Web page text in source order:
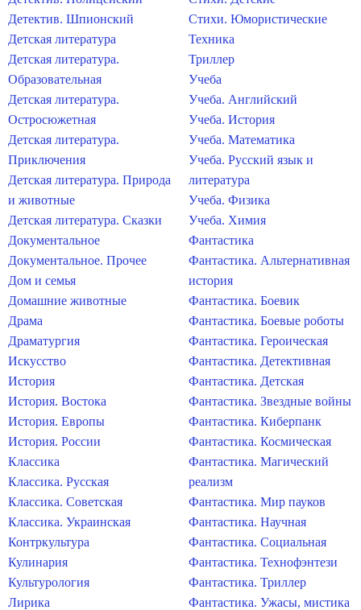
Детектив. Шпионский
Детская литература
Детская литература.
Образовательная
Детская литература.
Остросюжетная
Детская литература.
Приключения
Детская литература. Природа
и животные
Детская литература. Сказки
Документальное
Документальное. Прочее
Дом и семья
Домашние животные
Драма
Драматургия
Искусство
История
История. Востока
История. Европы
История. России
Классика
Классика. Русская
Классика. Советская
Классика. Украинская
Контркультура
Кулинария
Культурология
Лирика
Стихи. Юмористические
Техника
Триллер
Учеба
Учеба. Английский
Учеба. История
Учеба. Математика
Учеба. Русский язык и
литература
Учеба. Физика
Учеба. Химия
Фантастика
Фантастика. Альтернативная
история
Фантастика. Боевик
Фантастика. Боевые роботы
Фантастика. Героическая
Фантастика. Детективная
Фантастика. Детская
Фантастика. Звездные войны
Фантастика. Киберпанк
Фантастика. Космическая
Фантастика. Магический
реализм
Фантастика. Мир пауков
Фантастика. Научная
Фантастика. Социальная
Фантастика. Технофэнтези
Фантастика. Триллер
Фантастика. Ужасы, мистика